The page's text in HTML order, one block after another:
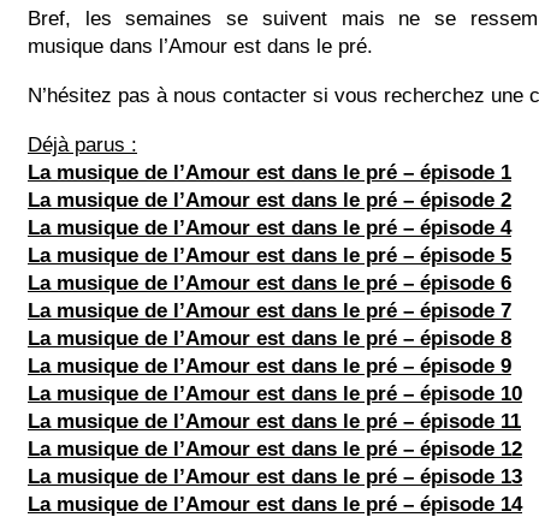
Bref, les semaines se suivent mais ne se
musique dans l’Amour est dans le pré.
N’hésitez pas à nous contacter si vous recherchez une
Déjà parus :
La musique de l’Amour est dans le pré – épisode 1
La musique de l’Amour est dans le pré – épisode 2
La musique de l’Amour est dans le pré – épisode 4
La musique de l’Amour est dans le pré – épisode 5
La musique de l’Amour est dans le pré – épisode 6
La musique de l’Amour est dans le pré – épisode 7
La musique de l’Amour est dans le pré – épisode 8
La musique de l’Amour est dans le pré – épisode 9
La musique de l’Amour est dans le pré – épisode 10
La musique de l’Amour est dans le pré – épisode 11
La musique de l’Amour est dans le pré – épisode 12
La musique de l’Amour est dans le pré – épisode 13
La musique de l’Amour est dans le pré – épisode 14